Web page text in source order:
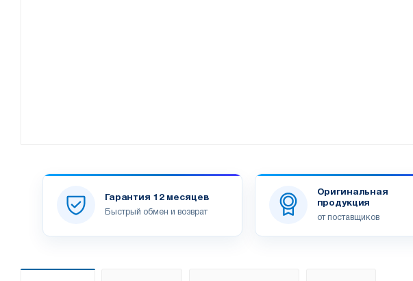
Гарантия 12 месяцев
Быстрый обмен и возврат
Оригинальная
продукция
от поставщиков